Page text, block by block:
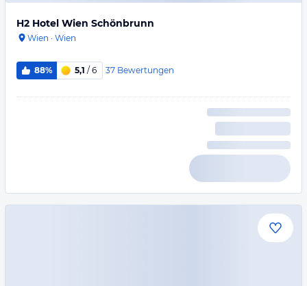
H2 Hotel Wien Schönbrunn
Wien · Wien
88% 5,1 / 6 37 Bewertungen